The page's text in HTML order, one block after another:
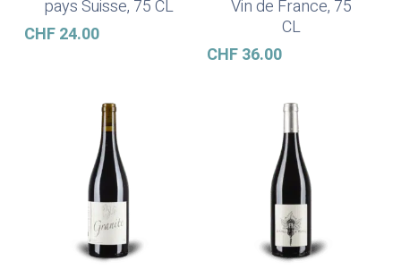
pays Suisse, 75 CL
CHF24.00
Vin de France, 75
CL
CHF36.00